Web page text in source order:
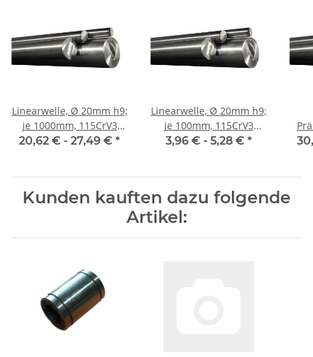
Linearwelle, Ø 20mm h9;
je 1000mm, 115CrV3
geschliffen und poliert
20,62 € - 27,49 € *
Linearwelle, Ø 20mm h9;
je 100mm, 115CrV3
geschliffen und poliert
3,96 € - 5,28 € *
Kunden kauften dazu folgende
Artikel: